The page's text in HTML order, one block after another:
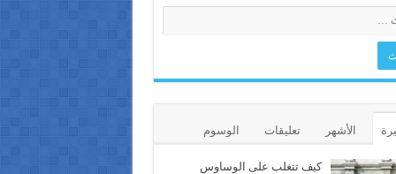
الأشهر تعليقات الوسوم
كيف تتغلب على الوساوس